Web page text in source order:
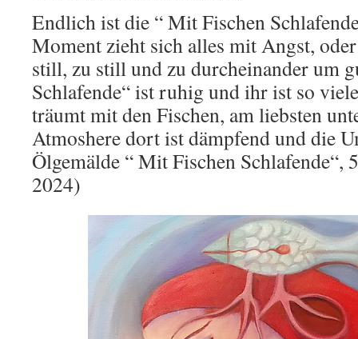
Endlich ist die “ Mit Fischen
Moment zieht sich alles mit Angst,
still, zu still und zu durcheinander um
Schlafende“ ist ruhig und ihr ist so
träumt mit den Fischen, am liebsten
Atmoshere dort ist dämpfend und die
Ölgemälde “ Mit Fischen Schlafende“,
2024)